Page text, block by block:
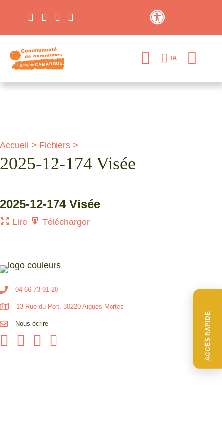
ACCÈS RAPIDE
IA
Accueil > Fichiers >
2025-12-174 Visée
2025-12-174 Visée
Lire Télécharger
04 66 73 91 20
13 Rue du Port, 30220 Aigues-Mortes
Nous écrire